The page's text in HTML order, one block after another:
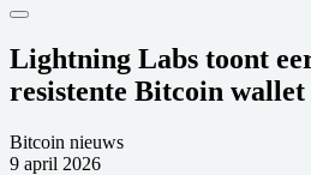
Lightning Labs toont
resistente Bitcoin
Bitcoin nieuws
9 april 2026